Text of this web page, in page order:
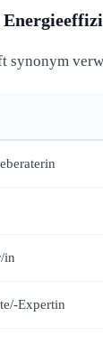
synonym
in
Expertin